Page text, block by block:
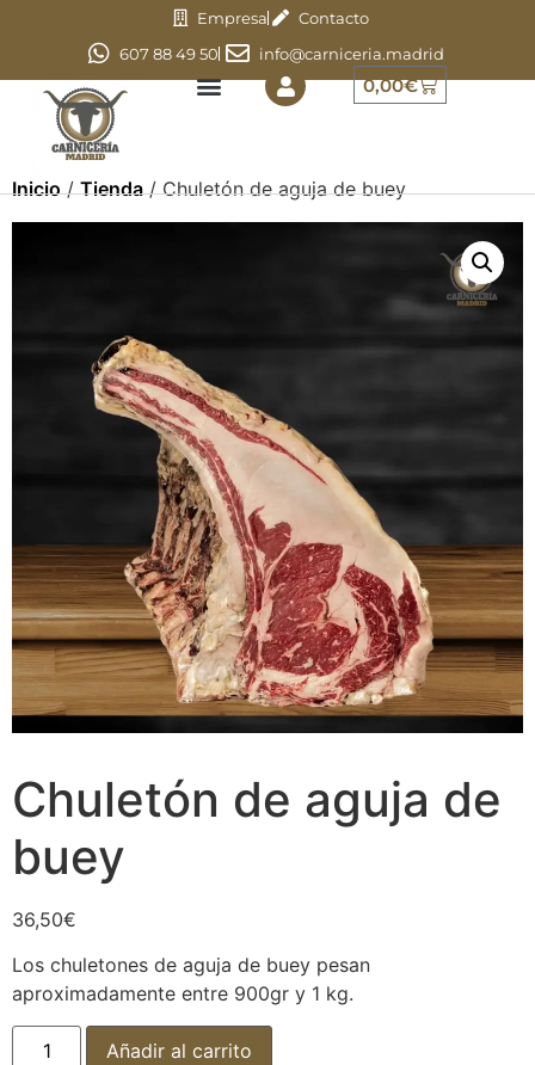
Empresa
Contacto
607 88 49 50
info@carniceria.madrid
0,00€
Inicio/Tienda/ Chuletón de aguja de buey
Chuletón de aguja de
buey
36,50€
Los chuletones de aguja de buey pesan
aproximadamente entre 900gr y 1 kg.
Añadir al carrito